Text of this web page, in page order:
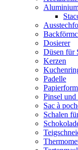
Dosierer
Düsen für
Kerzen
Padelle
Pinsel und
Sac à
Schalen